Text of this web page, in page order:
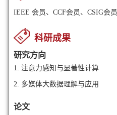
IEEE 会员、CCF会员、CSIG会员
科研成果
研究方向
1. 注意力感知与显著性计算
2. 多媒体大数据理解与应用
论文